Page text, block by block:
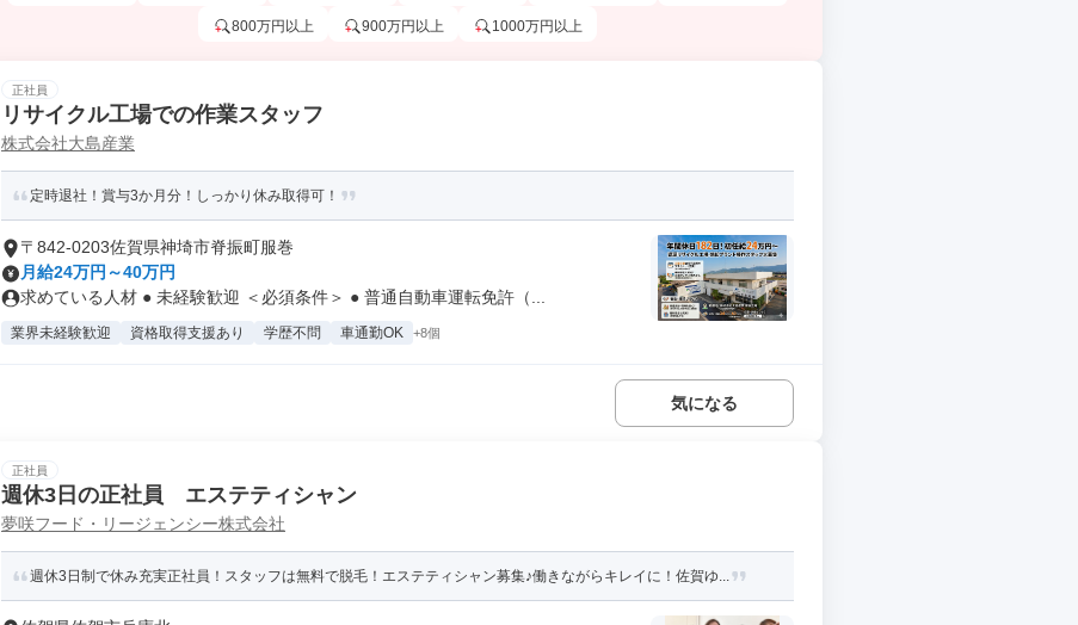
800万円以上 900万円以上 1000万円以上
正社員
リサイクル工場での作業スタッフ
株式会社大島産業
定時退社！賞与3か月分！しっかり休み取得可！
〒842-0203佐賀県神埼市脊振町服巻
月給24万円～40万円
求めている人材 ● 未経験歓迎 ＜必須条件＞ ● 普通自動車運転免許（...
業界未経験歓迎 資格取得支援あり 学歴不問 車通勤OK +8個
気になる
正社員
週休3日の正社員 エステティシャン
夢咲フード・リージェンシー株式会社
週休3日制で休み充実正社員！スタッフは無料で脱毛！エステティシャン募集♪働きながらキレイに！佐賀ゆ...